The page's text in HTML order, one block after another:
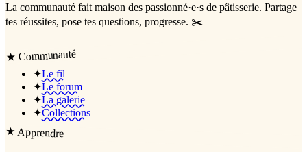
La communauté fait maison des passionné·e·s de pâtisserie. Partage
tes réussites, pose tes questions, progresse. ✂️
★ Communauté
✦Le fil
✦Le forum
✦La galerie
✦Collections
★Apprendre